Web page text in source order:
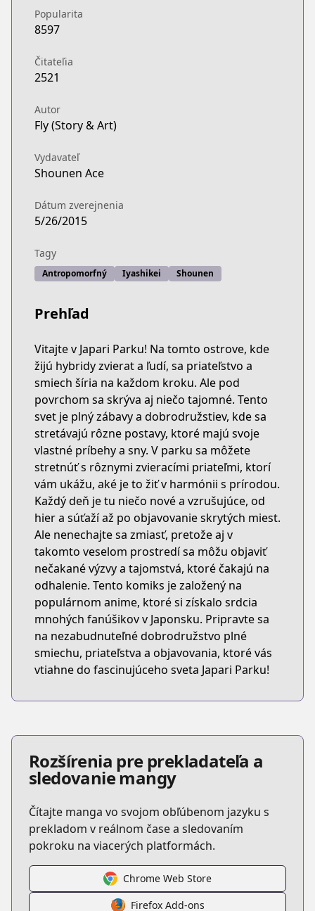
Popularita
8597
Čitateľia
2521
Autor
Fly (Story & Art)
Vydavateľ
Shounen Ace
Dátum zverejnenia
5/26/2015
Tagy
Antropomorfný Iyashikei Shounen
Prehľad
Vitajte v Japari Parku! Na tomto ostrove, kde
žijú hybridy zvierat a ľudí, sa priateľstvo a
smiech šíria na každom kroku. Ale pod
povrchom sa skrýva aj niečo tajomné. Tento
svet je plný zábavy a dobrodružstiev, kde sa
stretávajú rôzne postavy, ktoré majú svoje
vlastné príbehy a sny. V parku sa môžete
stretnúť s rôznymi zvieracími priateľmi, ktorí
vám ukážu, aké je to žiť v harmónii s prírodou.
Každý deň je tu niečo nové a vzrušujúce, od
hier a súťaží až po objavovanie skrytých miest.
Ale nenechajte sa zmiasť, pretože aj v
takomto veselom prostredí sa môžu objaviť
nečakané výzvy a tajomstvá, ktoré čakajú na
odhalenie. Tento komiks je založený na
populárnom anime, ktoré si získalo srdcia
mnohých fanúšikov v Japonsku. Pripravte sa
na nezabudnuteľné dobrodružstvo plné
smiechu, priateľstva a objavovania, ktoré vás
vtiahne do fascinujúceho sveta Japari Parku!
Rozšírenia pre prekladateľa a
sledovanie mangy
Čítajte manga vo svojom obľúbenom jazyku s
prekladom v reálnom čase a sledovaním
pokroku na viacerých platformách.
Chrome Web Store
Firefox Add-ons